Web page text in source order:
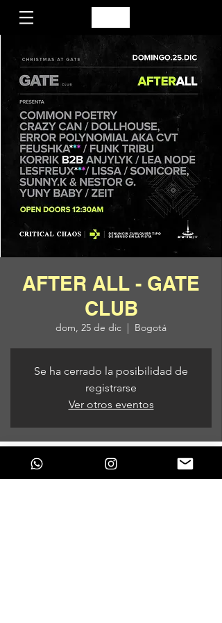
AFTER ALL - GATE
CLUB
dom, 25 de dic
  |
Bogotá
Se ha cerrado la posibilidad de
registrarse
Ver otros eventos
Horario y ubicación